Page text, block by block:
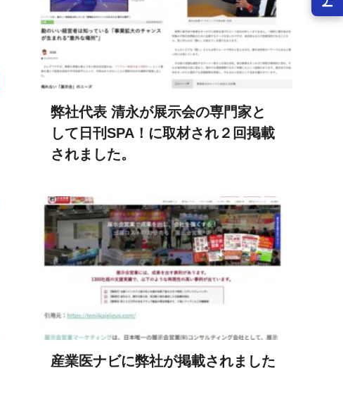
弊社代表 清永が展示会の専門家と
して日刊SPA！に取材され２回掲載
されました。
産業医ナビに弊社が掲載されました